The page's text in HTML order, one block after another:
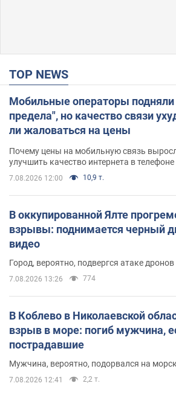
TOP NEWS
Мобильные операторы
предела", но качество связи
ли жаловаться на цены
Почему цены на мобильную связь
улучшить качество интернета в телефоне
7.08.2026 12:00 10,9 т.
В оккупированной Ялте
взрывы: поднимается черный
видео
Город, вероятно, подвергся атаке дронов
7.08.2026 13:26 774
В Коблево в Николаевской
взрыв в море: погиб мужчина,
пострадавшие
Мужчина, вероятно, подорвался на
7.08.2026 12:41 2,2 т.